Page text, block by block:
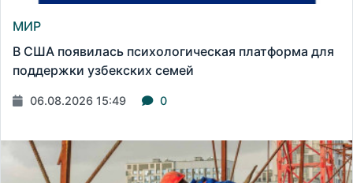
МИР
В США появилась психологическая платформа для
поддержки узбекских семей
06.08.2026 15:49 0